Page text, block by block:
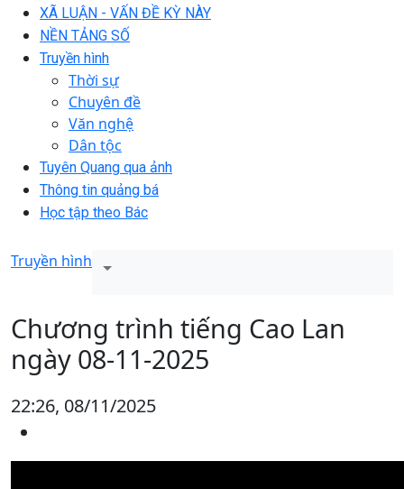
XÃ LUẬN - VẤN ĐỀ KỲ NÀY
NỀN TẢNG SỐ
Truyền hình
Thời sự
Chuyên đề
Văn nghệ
Dân tộc
Tuyên Quang qua ảnh
Thông tin quảng bá
Học tập theo Bác
Truyền hình
Chương trình tiếng Cao Lan
ngày 08-11-2025
22:26, 08/11/2025